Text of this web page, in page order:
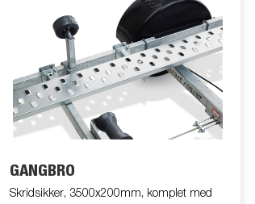
GANGBRO
Skridsikker, 3500x200mm, komplet med